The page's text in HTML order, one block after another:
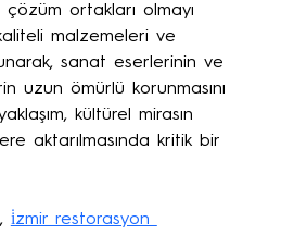
çözüm ortakları olmayı
malzemeleri ve
sanat eserlerinin ve
uzun ömürlü korunmasını
kültürel mirasın
aktarılmasında kritik bir
i̇zmir restorasyon